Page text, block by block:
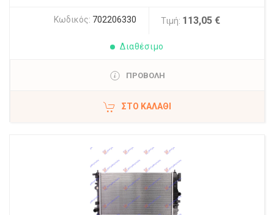
Κωδικός: 702206330 Τιμή: 113,05 €
Διαθέσιμο
ΠΡΟΒΟΛΗ
ΣΤΟ ΚΑΛΆΘΙ